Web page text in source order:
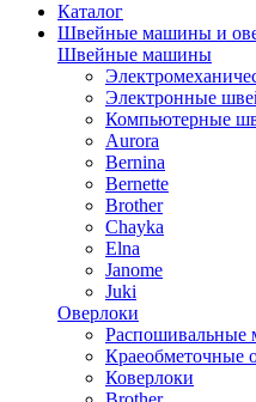
Каталог
Швейные машины и
Швейные машины
Электронные
Компьютерные
Aurora
Bernina
Bernette
Brother
Chayka
Elna
Janome
Juki
Оверлоки
Краеобметочные
Коверлоки